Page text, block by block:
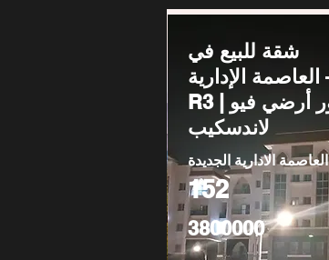
شقة للبيع في
العاصمة الإدارية –
R3 | دور أرضي فيو
لاندسكيب
العاصمة الادارية الجديدة
152
3800000